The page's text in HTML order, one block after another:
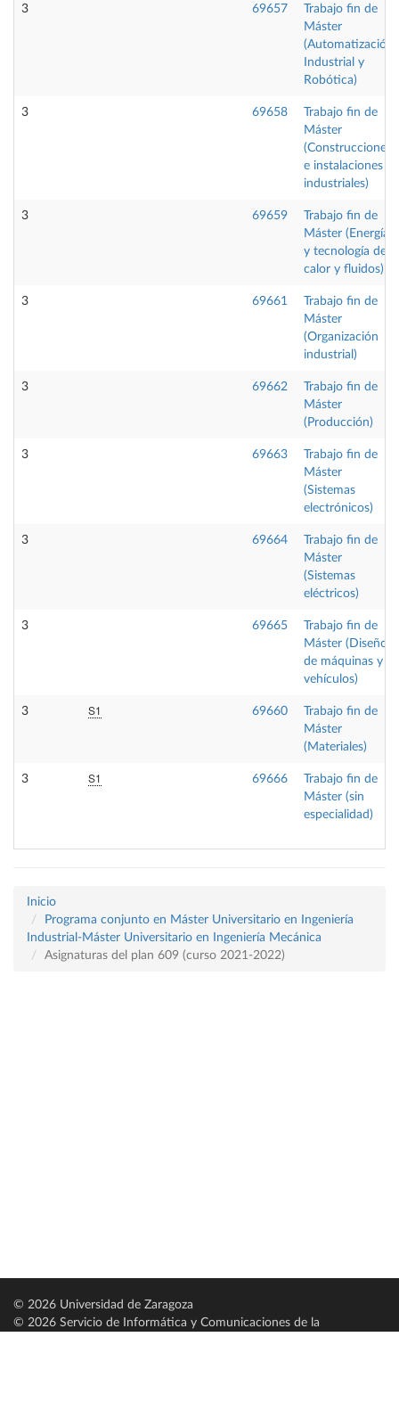
3 69657
Trabajo fin de
Máster
(Automatización
Industrial y
Robótica)
3 69658
Trabajo fin de
Máster
(Construcciones
e instalaciones
industriales)
3 69659
Trabajo fin de
Máster (Energía
y tecnología de
calor y fluidos)
3 69661
Trabajo fin de
Máster
(Organización
industrial)
3 69662
Trabajo fin de
Máster
(Producción)
3 69663
Trabajo fin de
Máster
(Sistemas
electrónicos)
3 69664
Trabajo fin de
Máster
(Sistemas
eléctricos)
3 69665
Trabajo fin de
Máster (Diseño
de máquinas y
vehículos)
3 S1 69660
Trabajo fin de
Máster
(Materiales)
3 S1 69666
Trabajo fin de
Máster (sin
especialidad)
Inicio
Programa conjunto en Máster Universitario en Ingeniería
Industrial-Máster Universitario en Ingeniería Mecánica
Asignaturas del plan 609 (curso 2021-2022)
© 2026 Universidad de Zaragoza
© 2026 Servicio de Informática y Comunicaciones de la